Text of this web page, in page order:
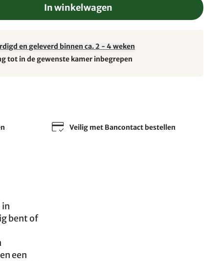
In winkelwagen
en geleverd binnen ca. 2 - 4 weken
tot in de gewenste kamer inbegrepen
Veilig met Bancontact bestellen
bent of
een